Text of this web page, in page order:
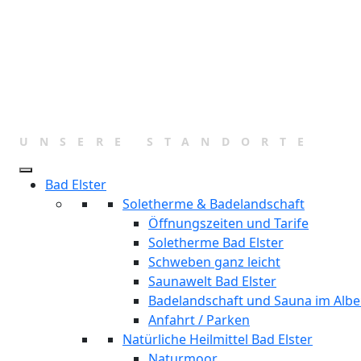
UNSERE STANDORTE
Bad Elster
Soletherme & Badelandschaft
Öffnungszeiten und Tarife
Soletherme Bad Elster
Schweben ganz leicht
Saunawelt Bad Elster
Badelandschaft und Sauna im
Anfahrt / Parken
Natürliche Heilmittel Bad Elster